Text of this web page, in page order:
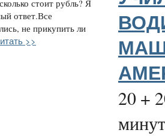
стоит рубль? Я
ответ.Все
не прикупить ли
>>
20 +